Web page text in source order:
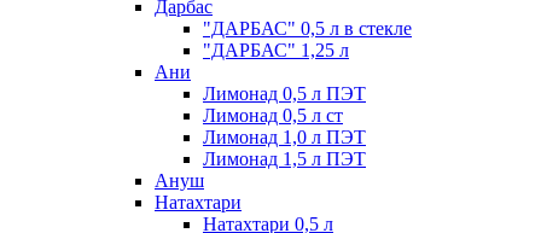
Дарбас
"ДАРБАС" 0,5 л в стекле
"ДАРБАС" 1,25 л
Ани
Лимонад 0,5 л ПЭТ
Лимонад 0,5 л ст
Лимонад 1,0 л ПЭТ
Лимонад 1,5 л ПЭТ
Ануш
Натахтари
Натахтари 0,5 л